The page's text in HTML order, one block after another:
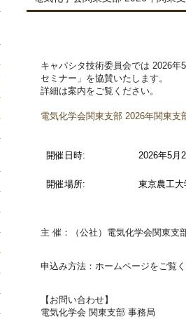
キャパシタ技術委員会では 2026
セミナー」を協賛いたします。
詳細は案内をご覧ください。
電気化学会関東支部 2026年関東支
開催日時: 2026年5月
開催場所: 東京農工大
主 催：（公社）電気化学会関東支
申込み方法：ホームページをご覧く
【お問い合わせ】
電気化学会 関東支部 事務局